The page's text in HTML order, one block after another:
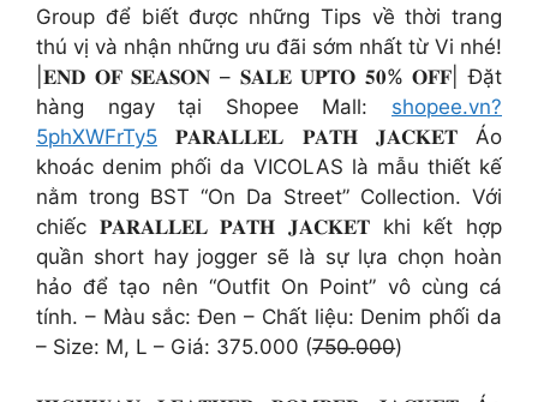
Group để biết được những Tips về thời trang
thú vị và nhận những ưu đãi sớm nhất từ Vi nhé!
|𝐄𝐍𝐃 𝐎𝐅 𝐒𝐄𝐀𝐒𝐎𝐍 – 𝐒𝐀𝐋𝐄 𝐔𝐏𝐓𝐎 𝟓𝟎% 𝐎𝐅𝐅| Đặt
hàng ngay tại Shopee Mall: shopee.vn?
5phXWFrTy5 𝐏𝐀𝐑𝐀𝐋𝐋𝐄𝐋 𝐏𝐀𝐓𝐇 𝐉𝐀𝐂𝐊𝐄𝐓 Áo
khoác denim phối da VICOLAS là mẫu thiết kế
nằm trong BST “On Da Street” Collection. Với
chiếc 𝐏𝐀𝐑𝐀𝐋𝐋𝐄𝐋 𝐏𝐀𝐓𝐇 𝐉𝐀𝐂𝐊𝐄𝐓 khi kết hợp
quần short hay jogger sẽ là sự lựa chọn hoàn
hảo để tạo nên “Outfit On Point” vô cùng cá
tính. – Màu sắc: Đen – Chất liệu: Denim phối da
– Size: M, L – Giá: 375.000 (7̶5̶0̶.̶0̶0̶0̶)